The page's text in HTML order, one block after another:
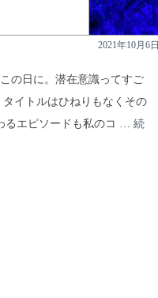
2021年10月6日
の日に。潜在意識ってすご
イトルはひねりもなくその
るエピソードも私のコ … 続